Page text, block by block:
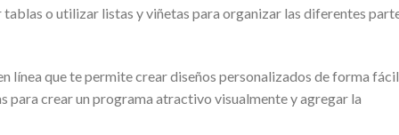
o utilizar listas y viñetas para organizar las diferentes
línea que te permite crear diseños personalizados de forma
para crear un programa atractivo visualmente y agregar la